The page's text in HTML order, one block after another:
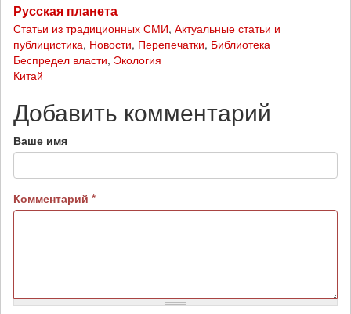
Русская планета
Статьи из традиционных СМИ, Актуальные статьи и
публицистика, Новости, Перепечатки, Библиотека
Беспредел власти, Экология
Китай
Добавить комментарий
Ваше имя
Комментарий *